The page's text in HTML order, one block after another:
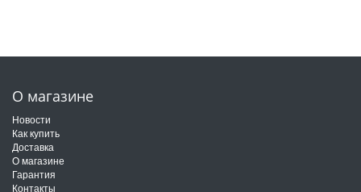
О магазине
Новости
Как купить
Доставка
О магазине
Гарантия
Контакты